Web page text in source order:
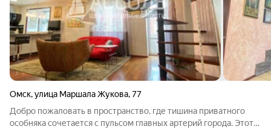
Омск,улица Маршала Жукова,77
Добро пожаловать в пространство, где тишина приватного
особняка сочетается с пульсом главных артерий города. Этот